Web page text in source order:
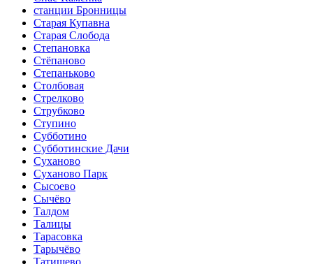
станции Бронницы
Старая Купавна
Старая Слобода
Степановка
Стёпаново
Степаньково
Столбовая
Стрелково
Струбково
Ступино
Субботино
Субботинские Дачи
Суханово
Суханово Парк
Сысоево
Сычёво
Талдом
Талицы
Тарасовка
Тарычёво